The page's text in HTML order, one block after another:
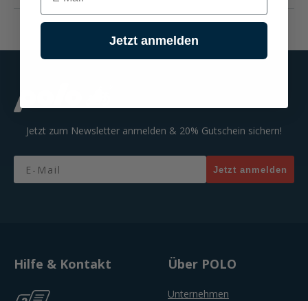
Jetzt zum Newsletter anmelden & 20% Gutschein sichern!
Email
Jetzt anmelden
Hilfe & Kontakt Über POLO
Unternehmen
Jetzt anmelden